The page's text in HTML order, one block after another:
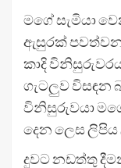
මගේ සැමියා
ඇසුරක් පවත්වන
කාදි
ගැටලුව විසඳන
විනිසුරුවයා
දෙන ලෙස ලිපිය
දුවට නඩත්තු